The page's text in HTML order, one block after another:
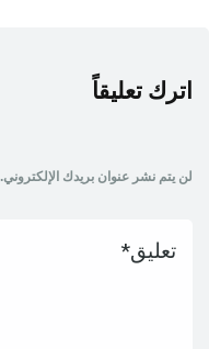
اترك تعليقاً
لن يتم نشر عنوان بريدك الإلكتروني.